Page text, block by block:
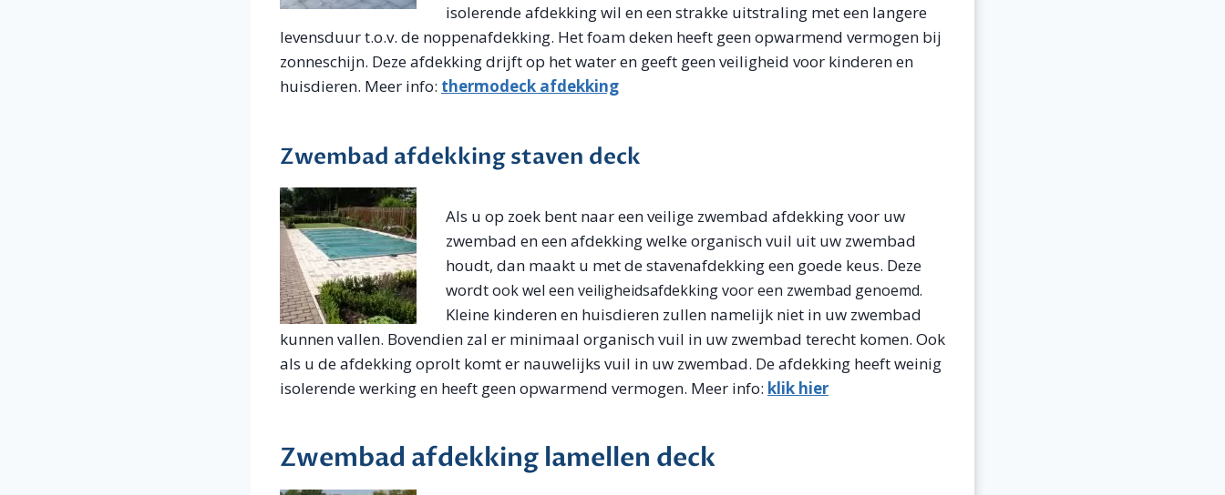
isolerende afdekking wil en een strakke uitstraling met een langere
levensduur t.o.v. de noppenafdekking. Het foam deken heeft geen opwarmend vermogen bij
zonneschijn. Deze afdekking drijft op het water en geeft geen veiligheid voor kinderen en
huisdieren. Meer info: thermodeck afdekking
Zwembad afdekking staven deck
Als u op zoek bent naar een veilige zwembad afdekking voor uw
zwembad en een afdekking welke organisch vuil uit uw zwembad
houdt, dan maakt u met de stavenafdekking een goede keus. Deze
wordtook wel een veiligheidsafdekking voor een zwembad genoemd.
Kleine kinderen en huisdieren zullen namelijk niet in uw zwembad
kunnen vallen. Bovendien zal er minimaal organisch vuil in uw zwembad terecht komen. Ook
als u de afdekking oprolt komt er nauwelijks vuil in uw zwembad. De afdekking heeft weinig
isolerende werking en heeft geen opwarmend vermogen. Meer info: klik hier
Zwembad afdekking lamellen deck